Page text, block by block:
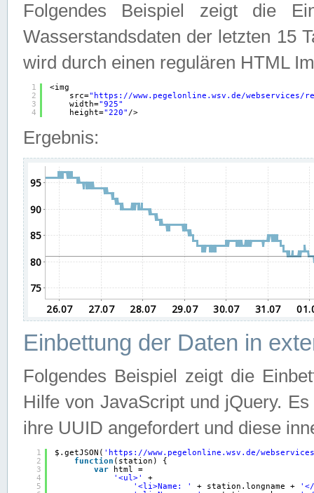
Folgendes Beispiel zeigt die
Wasserstandsdaten der letzten 15
wird durch einen regulären HTML
1
2
3
4
<img
src=" https://www.pegelonline.wsv.de/webservices/
width="925"
height="220" />
Ergebnis:
Einbettung der Daten in
Folgendes Beispiel zeigt die
Hilfe von JavaScript und jQuery.
ihre UUID angefordert und diese
1
2
3
4
5
$.getJSON( ' https://www.pegelonline.wsv.de/
function (station) {
var
html =
'<ul>'
+
'<li>Name: '
+ station.longname +